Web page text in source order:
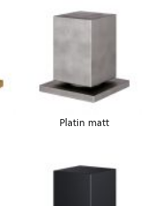
Platin matt